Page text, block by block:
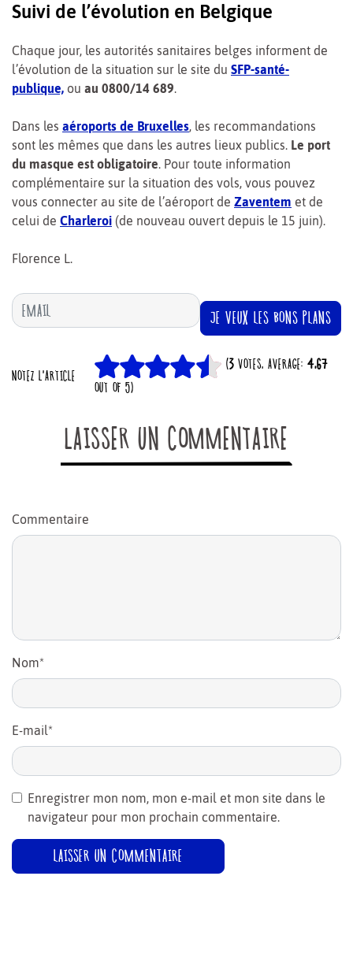
Suivi de l’évolution en Belgique
Chaque jour, les autorités sanitaires belges informent de
l’évolution de la situation sur le site du SFP-santé-
publique, ou au 0800/14 689.
Dans les aéroports de Bruxelles, les recommandations
sont les mêmes que dans les autres lieux publics. Le port
du masque est obligatoire. Pour toute information
complémentaire sur la situation des vols, vous pouvez
vous connecter au site de l’aéroport de Zaventem et de
celui de Charleroi (de nouveau ouvert depuis le 15 juin).
Florence L.
JE VEUX LES BONS PLANS
NOTEZ L'ARTICLE
(3VOTES, AVERAGE: 4,67
OUT OF 5)
LAISSER UN COMMENTAIRE
Commentaire
Nom*
E-mail*
Enregistrer mon nom, mon e-mail et mon site dans le
navigateur pour mon prochain commentaire.